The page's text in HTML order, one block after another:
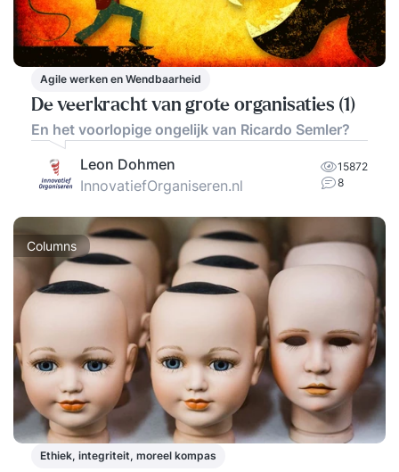
Agile werken en Wendbaarheid
De veerkracht van grote organisaties (1)
En het voorlopige ongelijk van Ricardo Semler?
Leon Dohmen
InnovatiefOrganiseren.nl
15872
8
Columns
Ethiek, integriteit, moreel kompas